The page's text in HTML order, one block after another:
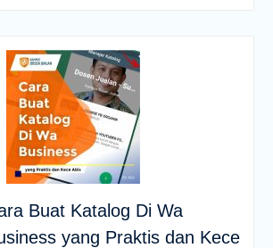
Buat Katalog Di Wa
yang Praktis dan Kece